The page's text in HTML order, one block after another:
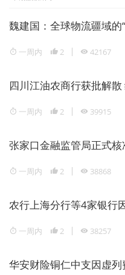
魏建国：全球物流疆域
一周内 2 42167
一周内 2 39915
一周内 2 38868
一周内 2 38257